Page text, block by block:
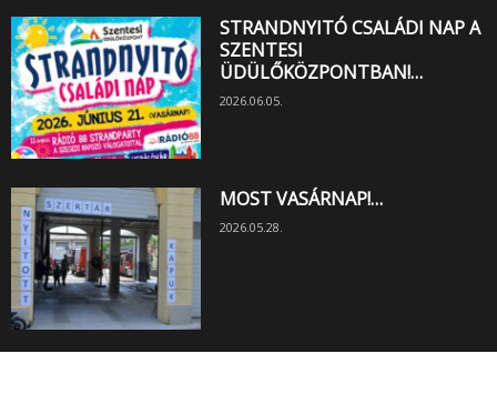
STRANDNYITÓ CSALÁDI NAP A
SZENTESI
ÜDÜLŐKÖZPONTBAN!…
2026.06.05.
MOST VASÁRNAP!…
2026.05.28.